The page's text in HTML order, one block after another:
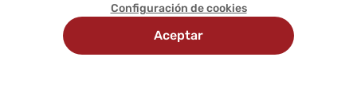
Configuración de cookies
Aceptar